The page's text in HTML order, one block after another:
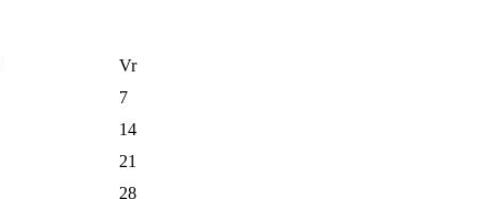
Vr
7
14
21
28